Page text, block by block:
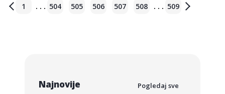
1 . . . 504 505 506 507 508 . . . 509
Najnovije Pogledaj sve